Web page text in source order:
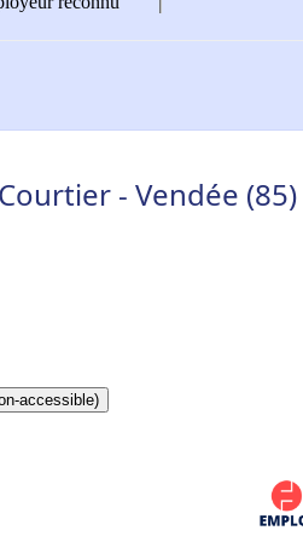
- Vendée (85)
accessible)